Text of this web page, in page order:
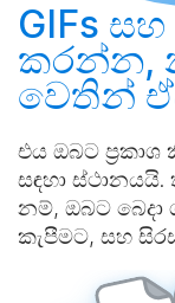
GIFs
කරන්න,
වෙතින්
එය ඔබට
සඳහා
නම්, ඔබට බෙදා
කැපීමට, සහ